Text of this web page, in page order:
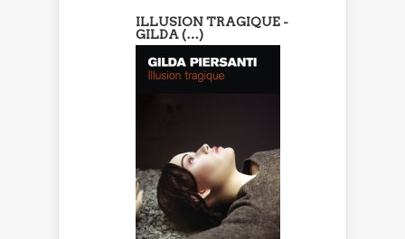
ILLUSION TRAGIQUE -
GILDA (…)